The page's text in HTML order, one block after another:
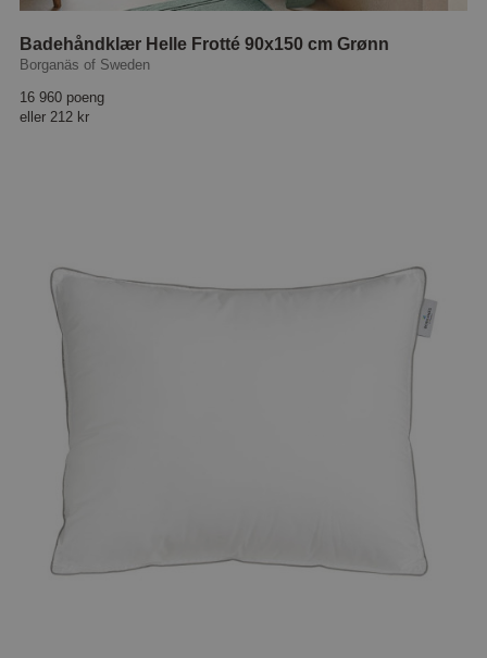
Badehåndklær Helle Frotté 90x150 cm Grønn
Borganäs of Sweden
16 960 poeng
eller 212 kr